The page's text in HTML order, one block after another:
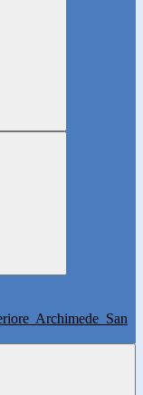
Archimede San